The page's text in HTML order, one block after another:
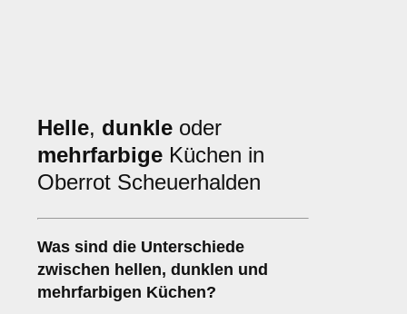
Helle, dunkle oder
mehrfarbige Küchen in
Oberrot Scheuerhalden
Was sind die Unterschiede
zwischen hellen, dunklen und
mehrfarbigen Küchen?